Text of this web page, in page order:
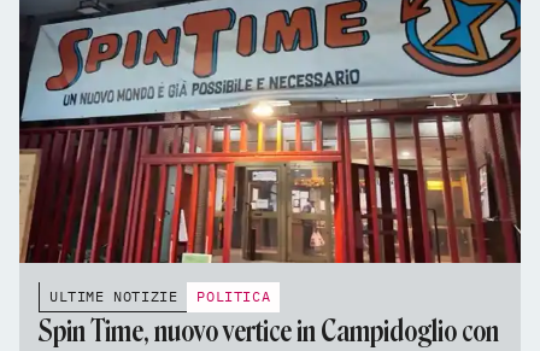
ULTIME NOTIZIE POLITICA
Spin Time, nuovo vertice in Campidoglio con